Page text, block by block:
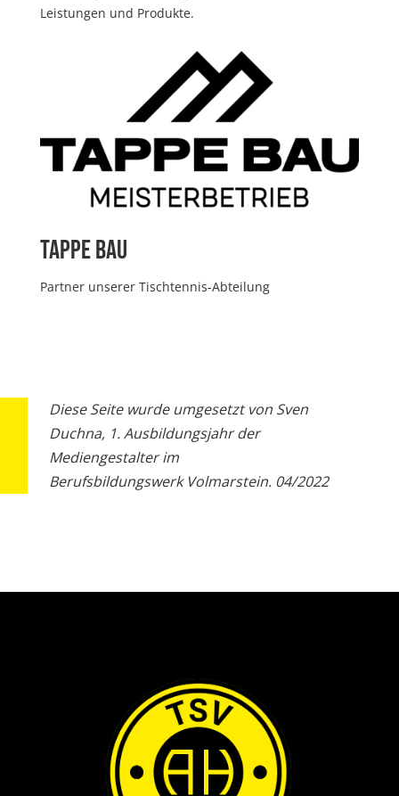
Leistungen und Produkte.
Tappe Bau
Partner unserer Tischtennis-Abteilung
Diese Seite wurde umgesetzt von Sven
Duchna, 1. Ausbildungsjahr der
Mediengestalter im
Berufsbildungswerk Volmarstein. 04/2022